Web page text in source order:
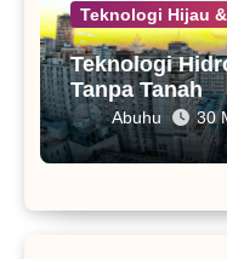
Teknologi Hijau
Teknologi
Tanpa Tanah
Abuhu 30